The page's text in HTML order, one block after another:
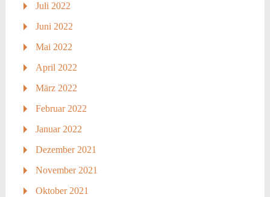
Juli 2022
Juni 2022
Mai 2022
April 2022
März 2022
Februar 2022
Januar 2022
Dezember 2021
November 2021
Oktober 2021